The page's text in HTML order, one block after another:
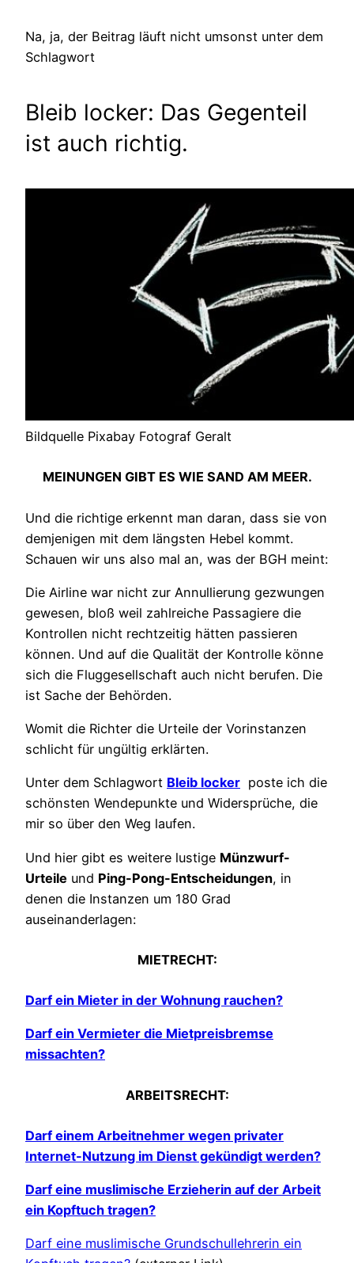
Na, ja, der Beitrag läuft nicht umsonst unter dem
Schlagwort
Bleib locker: Das Gegenteil
ist auch richtig.
Bildquelle Pixabay Fotograf Geralt
MEINUNGEN GIBT ES WIE SAND AM MEER.
Und die richtige erkennt man daran, dass sie von
demjenigen mit dem längsten Hebel kommt.
Schauen wir uns also mal an, was der BGH meint:
Die Airline war nicht zur Annullierung gezwungen
gewesen, bloß weil zahlreiche Passagiere die
Kontrollen nicht rechtzeitig hätten passieren
können. Und auf die Qualität der Kontrolle könne
sich die Fluggesellschaft auch nicht berufen. Die
ist Sache der Behörden.
Womit die Richter die Urteile der Vorinstanzen
schlicht für ungültig erklärten.
Unter dem Schlagwort Bleib locker poste ich die
schönsten Wendepunkte und Widersprüche, die
mir so über den Weg laufen.
Und hier gibt es weitere lustige Münzwurf-
Urteile und Ping-Pong-Entscheidungen, in
denen die Instanzen um 180 Grad
auseinanderlagen:
MIETRECHT:
Darf ein Mieter in der Wohnung rauchen?
Darf ein Vermieter die Mietpreisbremse
missachten?
ARBEITSRECHT:
Darf einem Arbeitnehmer wegen privater
Internet-Nutzung im Dienst gekündigt werden?
Darf eine muslimische Erzieherin auf der Arbeit
ein Kopftuch tragen?
Darf eine muslimische Grundschullehrerin ein